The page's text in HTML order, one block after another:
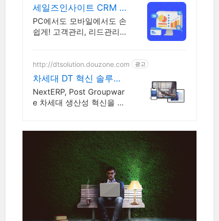
세일즈인사이트 CRM 2
1년차 CRM 전문기업
PC에서도 모바일에서도 손
쉽게! 고객관리, 리드관리부
http://dtsolution.douzone.com 광고
차세대 DT 혁신 솔루션
더존 아마란스 10
NextERP, Post Groupwar
e 차세대 생산성 혁신을 위